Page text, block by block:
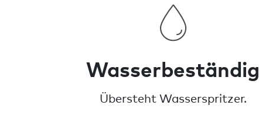
Wasserbeständig
Übersteht Wasserspritzer.